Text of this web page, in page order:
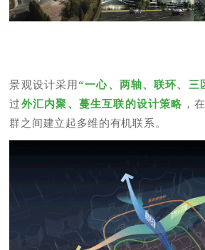
景观设计采用“一心、两轴、联环、三
过外汇内聚、蔓生互联的设计策略 ，
群之间建立起多维的有机联系。